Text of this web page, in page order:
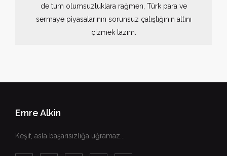
de tüm olumsuzluklara rağmen, Türk para ve
sermaye piyasalarının sorunsuz çalıştığının altını
çizmek lazım.
Emre Alkin
Keşif, asla başarısızlığa uğramaz...